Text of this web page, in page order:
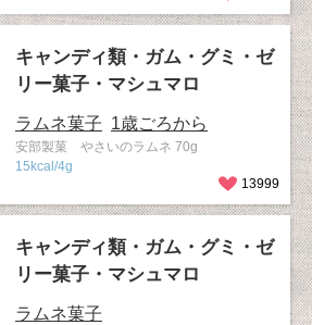
キャンディ類・ガム・グミ・ゼ
リー菓子・マシュマロ
ラムネ菓子 1歳ごろから
安部製菓 やさいのラムネ 70g
15kcal/4g
13999
キャンディ類・ガム・グミ・ゼ
リー菓子・マシュマロ
ラムネ菓子